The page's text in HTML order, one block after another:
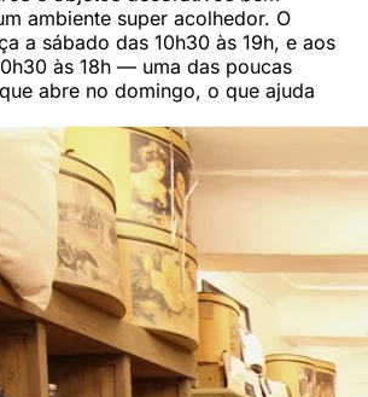
ambiente super acolhedor. O
a sábado das 10h30 às 19h, e aos
às 18h — uma das poucas
abre no domingo, o que ajuda